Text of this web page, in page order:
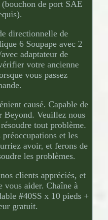
de port SAE
directionnelle de
6 Soupape avec 2
adaptateur de
votre ancienne
vous passez
causé. Capable de
Beyond. Veuillez nous
tout problème.
et les
avoir, et ferons de
les problèmes.
clients appréciés, et
vous aider. Chaîne à
#40SS x 10 pieds +
gratuit.